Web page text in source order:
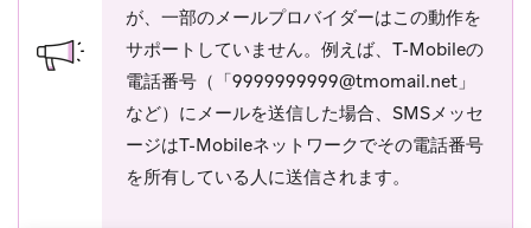
が、一部のメールプロバイダーはこの動作を
サポートしていません。例えば、T-Mobileの
電話番号（「9999999999@tmomail.net」
など）にメールを送信した場合、SMSメッセ
ージはT-Mobileネットワークでその電話番号
を所有している人に送信されます。